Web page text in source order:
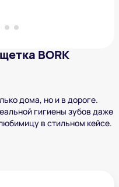
BORK
дома, но и в дороге.
гигиены зубов даже
в стильном кейсе.